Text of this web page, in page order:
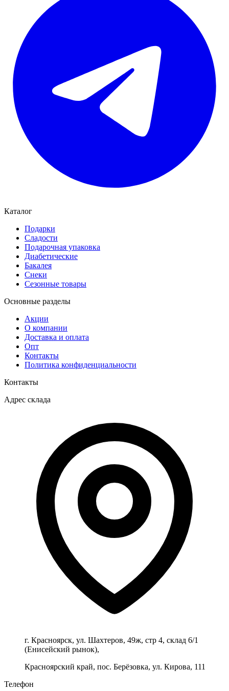
Каталог
Подарки
Сладости
Подарочная упаковка
Диабетические
Бакалея
Снеки
Сезонные товары
Основные разделы
Акции
О компании
Доставка и оплата
Опт
Контакты
Политика конфиденциальности
Контакты
Адрес склада
г. Красноярск, ул. Шахтеров, 49ж, стр 4, склад 6/1
(Енисейский рынок),
Красноярский край, пос. Берёзовка, ул. Кирова, 111
Телефон